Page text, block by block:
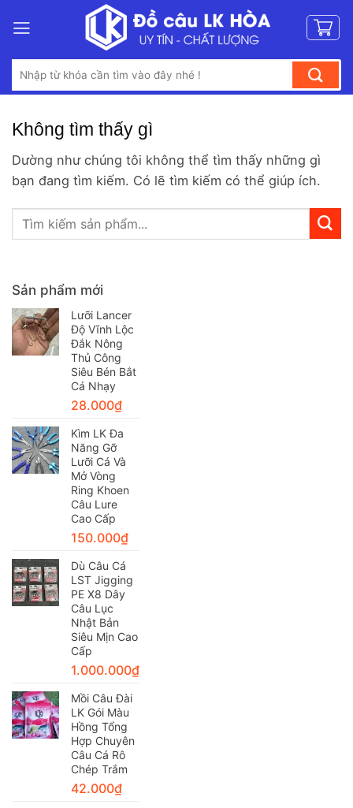
qua
dung
kiếm:
Không tìm thấy gì
Dường như chúng tôi không thể tìm thấy những gì
bạn đang tìm kiếm. Có lẽ tìm kiếm có thể giúp ích.
Sản phẩm mới
Lưỡi Lancer
Độ Vĩnh Lộc
Đắk Nông
Thủ Công
Siêu Bén Bắt
Cá Nhạy
28.000₫
Kìm LK Đa
Năng Gỡ
Lưỡi Cá Và
Mở Vòng
Ring Khoen
Câu Lure
Cao Cấp
150.000₫
Dù Câu Cá
LST Jigging
PE X8 Dây
Câu Lục
Nhật Bản
Siêu Mịn Cao
Cấp
1.000.000₫
Mồi Câu Đài
LK Gói Màu
Hồng Tổng
Hợp Chuyên
Câu Cá Rô
Chép Trắm
42.000₫